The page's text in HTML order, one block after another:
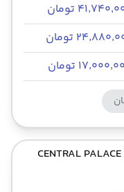
تومان
تومان
تومان
|